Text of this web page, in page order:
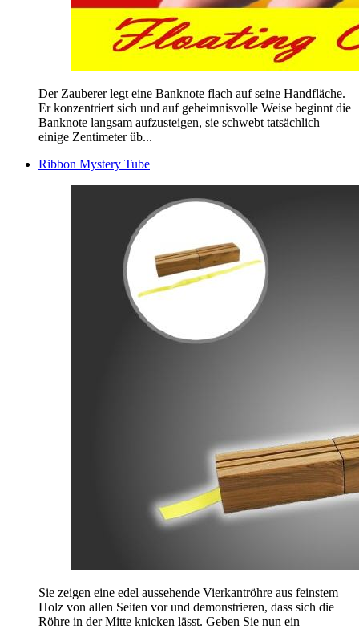
Der Zauberer legt eine Banknote flach auf seine Handfläche.
Er konzentriert sich und auf geheimnisvolle Weise beginnt die
Banknote langsam aufzusteigen, sie schwebt tatsächlich
einige Zentimeter üb...
Ribbon Mystery Tube
Sie zeigen eine edel aussehende Vierkantröhre aus feinstem
Holz von allen Seiten vor und demonstrieren, dass sich die
Röhre in der Mitte knicken lässt. Geben Sie nun ein